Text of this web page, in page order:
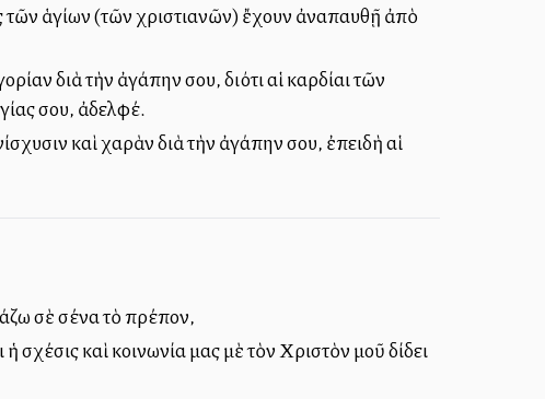
τῶν ἁγίων (τῶν χριστιανῶν) ἔχουν ἀναπαυθῇ ἀπὸ
διὰ τὴν ἀγάπην σου, διότι αἱ καρδίαι τῶν
σου, ἀδελφέ.
καὶ χαρὰν διὰ τὴν ἀγάπην σου, ἐπειδὴ αἱ
σὲ σένα τὸ πρέπον,
ἡ σχέσις καὶ κοινωνία μας μὲ τὸν Χριστὸν μοῦ δίδει